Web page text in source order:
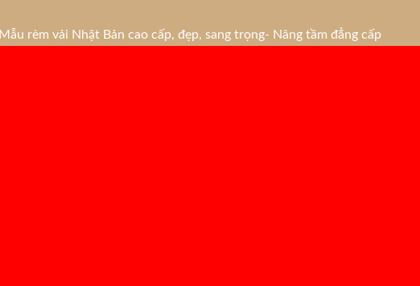
Mẫu rèm vải Nhật Bản cao cấp, đẹp, sang trọng- Nâng tầm đẳng cấp